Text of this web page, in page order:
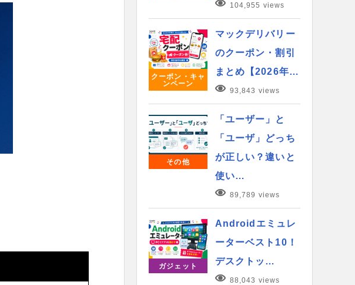
104,955 views
クーポン・キャ
ンペーン
マックデリバリー
のクーポン・割引
まとめ【2026年…
93,843 views
その他
「ユーザー」と
「ユーザ」どっち
が正しい？違いと
使い…
89,789 views
ガジェット
Androidエミュレ
ーターベスト10！
デスクトッ…
88,043 views